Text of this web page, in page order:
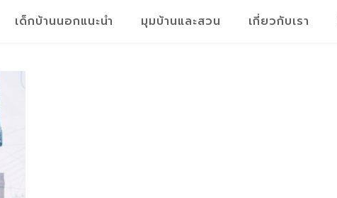
เด็กบ้านนอกแนะนำ มุมบ้านและสวน เกี่ยวกับเรา